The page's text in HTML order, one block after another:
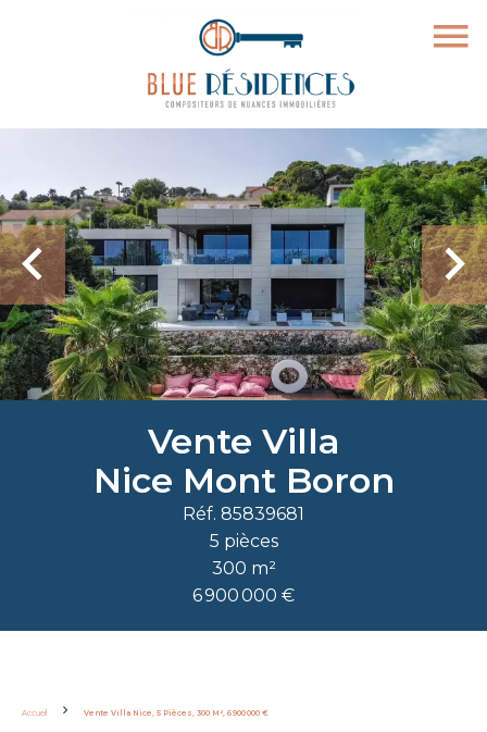
Vente Villa
Nice Mont Boron
Réf. 85839681
5 pièces
300 m²
6 900 000 €
Accueil Vente Villa Nice, 5 Pièces, 300 M², 6 900 000 €